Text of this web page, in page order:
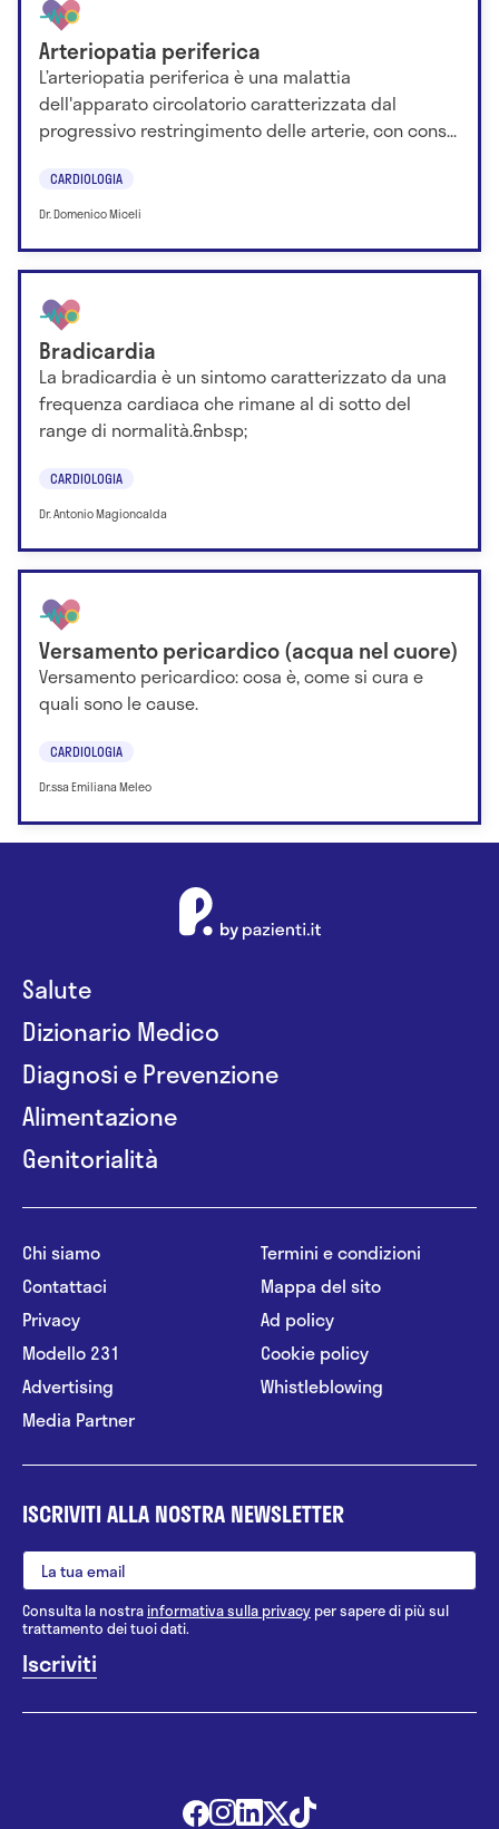
Arteriopatia periferica
L’arteriopatia periferica è una malattia
dell'apparato circolatorio caratterizzata dal
progressivo restringimento delle arterie, con cons...
CARDIOLOGIA
Dr. Domenico Miceli
Bradicardia
La bradicardia è un sintomo caratterizzato da una
frequenza cardiaca che rimane al di sotto del
range di normalità.&nbsp;
CARDIOLOGIA
Dr. Antonio Magioncalda
Versamento pericardico (acqua nel cuore)
Versamento pericardico: cosa è, come si cura e
quali sono le cause.
CARDIOLOGIA
Dr.ssa Emiliana Meleo
Salute
Dizionario Medico
Diagnosi e Prevenzione
Alimentazione
Genitorialità
Chi siamo
Contattaci
Privacy
Modello 231
Advertising
Media Partner
Termini e condizioni
Mappa del sito
Ad policy
Cookie policy
Whistleblowing
ISCRIVITI ALLA NOSTRA NEWSLETTER
Consulta la nostrainformativa sulla privacy per sapere di più sul
trattamento dei tuoi dati.